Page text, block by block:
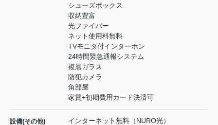
シューズボックス
収納豊富
光ファイバー
ネット使用料無料
TVモニタ付インターホン
24時間緊急通報システム
複層ガラス
防犯カメラ
角部屋
家賃+初期費用カード決済可
設備(その他) インターネット無料（NURO光）